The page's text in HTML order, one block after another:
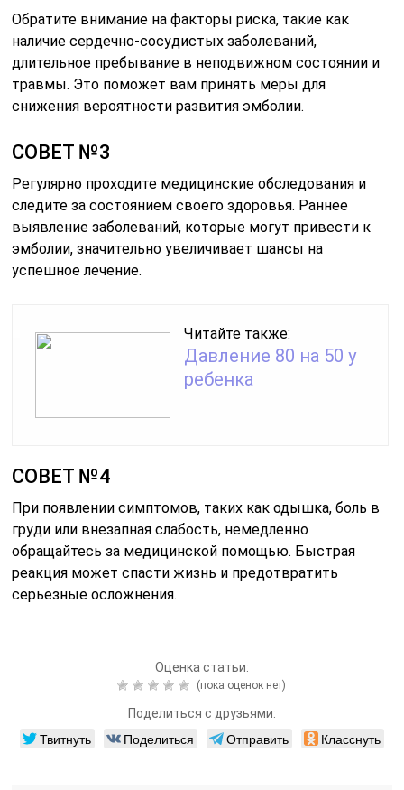
Обратите внимание на факторы риска, такие как
наличие сердечно-сосудистых заболеваний,
длительное пребывание в неподвижном состоянии и
травмы. Это поможет вам принять меры для
снижения вероятности развития эмболии.
СОВЕТ №3
Регулярно проходите медицинские обследования и
следите за состоянием своего здоровья. Раннее
выявление заболеваний, которые могут привести к
эмболии, значительно увеличивает шансы на
успешное лечение.
Читайте также:
Давление 80 на 50 у
ребенка
СОВЕТ №4
При появлении симптомов, таких как одышка, боль в
груди или внезапная слабость, немедленно
обращайтесь за медицинской помощью. Быстрая
реакция может спасти жизнь и предотвратить
серьезные осложнения.
Оценка статьи:
(пока оценок нет)
Поделиться с друзьями:
Твитнуть Поделиться Отправить Класснуть